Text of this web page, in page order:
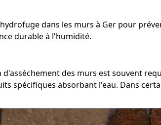
dans les murs à Ger pour
durable à l'humidité.
des murs est souvent
spécifiques absorbant l'eau. Dans